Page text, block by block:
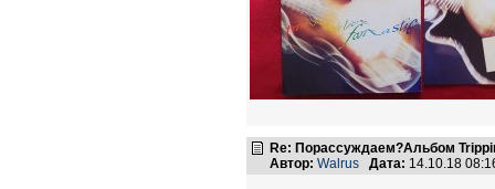
Re: Порассуждаем?Альбом
Автор: Walrus Дата: 14.10.18